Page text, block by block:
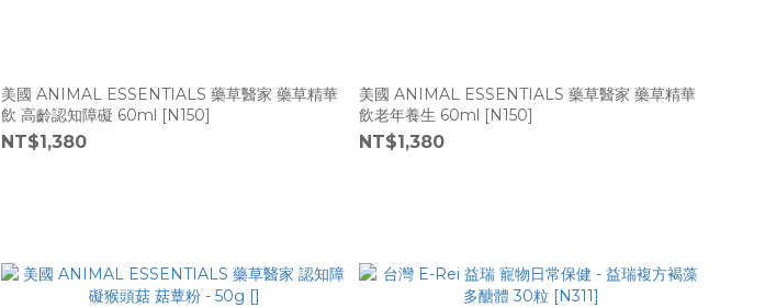
美國 ANIMAL ESSENTIALS 藥草醫家 藥草精華
飲 高齡認知障礙 60ml [N150]
NT$1,380
美國 ANIMAL ESSENTIALS 藥草醫家 藥草精華
飲老年養生 60ml [N150]
NT$1,380